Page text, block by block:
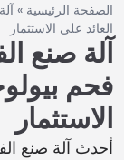
الصفحة الرئيسية »
العائد على الاستثمار
آلة صنع
فحم
الاستثمار
أحدث آلة صنع